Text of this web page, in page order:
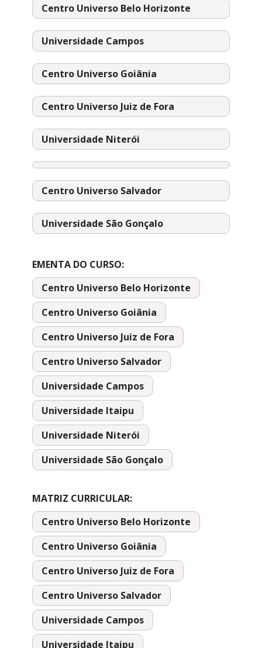
Centro Universo Belo Horizonte
Universidade Campos
Centro Universo Goiânia
Centro Universo Juiz de Fora
Universidade Niterói
Centro Universo Salvador
Universidade São Gonçalo
EMENTA DO CURSO:
Centro Universo Belo Horizonte
Centro Universo Goiânia
Centro Universo Juiz de Fora
Centro Universo Salvador
Universidade Campos
Universidade Itaipu
Universidade Niterói
Universidade São Gonçalo
MATRIZ CURRICULAR:
Centro Universo Belo Horizonte
Centro Universo Goiânia
Centro Universo Juiz de Fora
Centro Universo Salvador
Universidade Campos
Universidade Itaipu